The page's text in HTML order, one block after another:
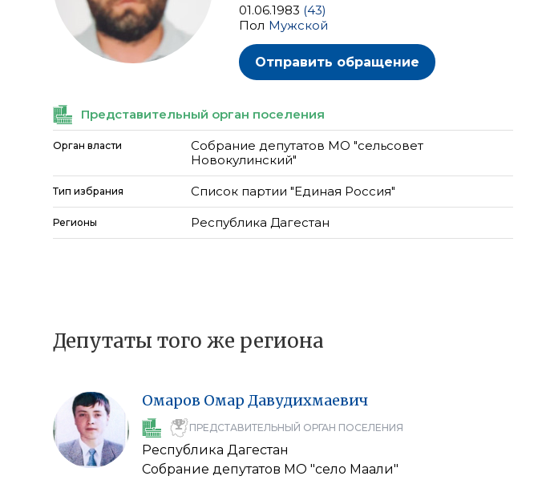
01.06.1983 (43)
Пол Мужской
Отправить обращение
Представительный орган поселения
Орган власти
Собрание депутатов МО "сельсовет
Новокулинский"
Тип избрания Список партии "Единая Россия"
Регионы Республика Дагестан
Депутаты того же региона
Омаров Омар Давудихмаевич
ПРЕДСТАВИТЕЛЬНЫЙ ОРГАН ПОСЕЛЕНИЯ
Республика Дагестан
Собрание депутатов МО "село Маали"